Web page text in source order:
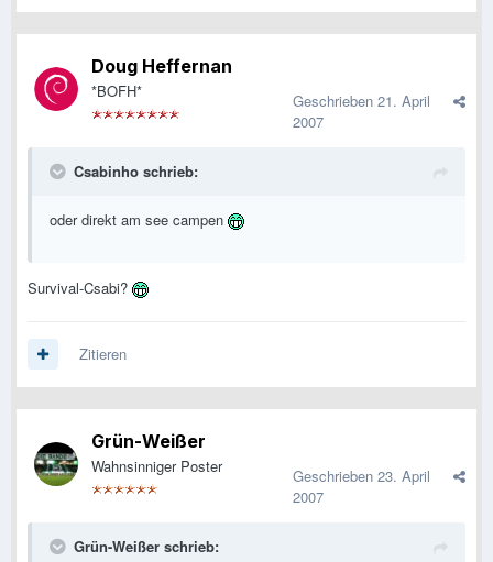
Doug Heffernan
*BOFH* Geschrieben 21. April
2007
Csabinho schrieb:
oder direkt am see campen
Survival-Csabi?
Zitieren
Grün-Weißer
Wahnsinniger Poster Geschrieben 23. April
2007
Grün-Weißer schrieb: